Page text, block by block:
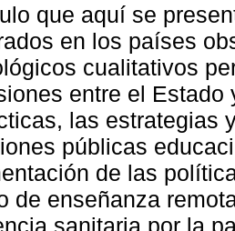
que aquí se
en los países
cualitativos
entre el
las estrategias
públicas
de las
de enseñanza
sanitaria por la